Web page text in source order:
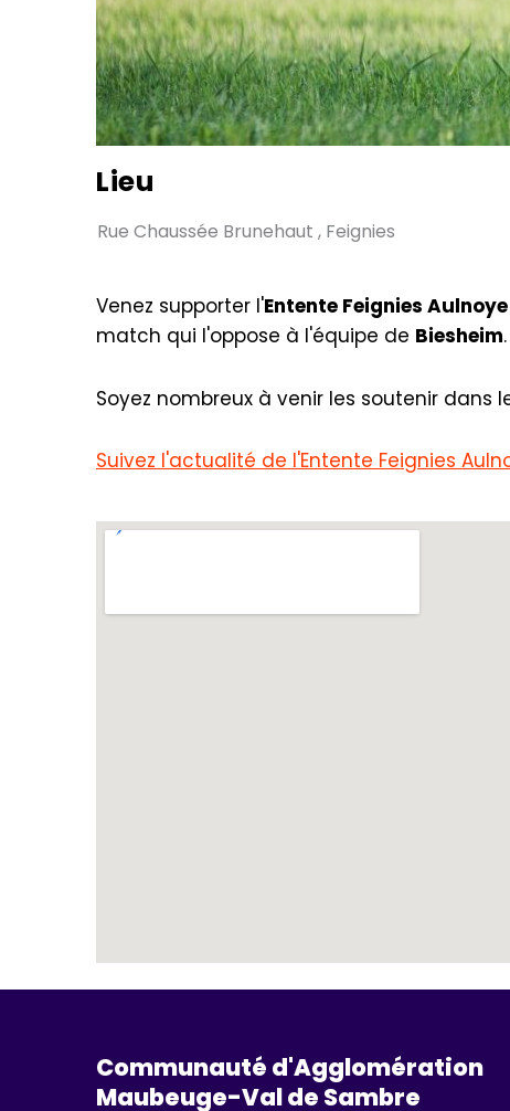
Lieu
Rue Chaussée Brunehaut , Feignies
Venez supporter l'Entente Feignies
match qui l'oppose à l'équipe de Biesheim.
Soyez nombreux à venir les soutenir dans
Suivez l'actualité de l'Entente Feignies
Communauté d'Agglomération
Maubeuge-Val de Sambre